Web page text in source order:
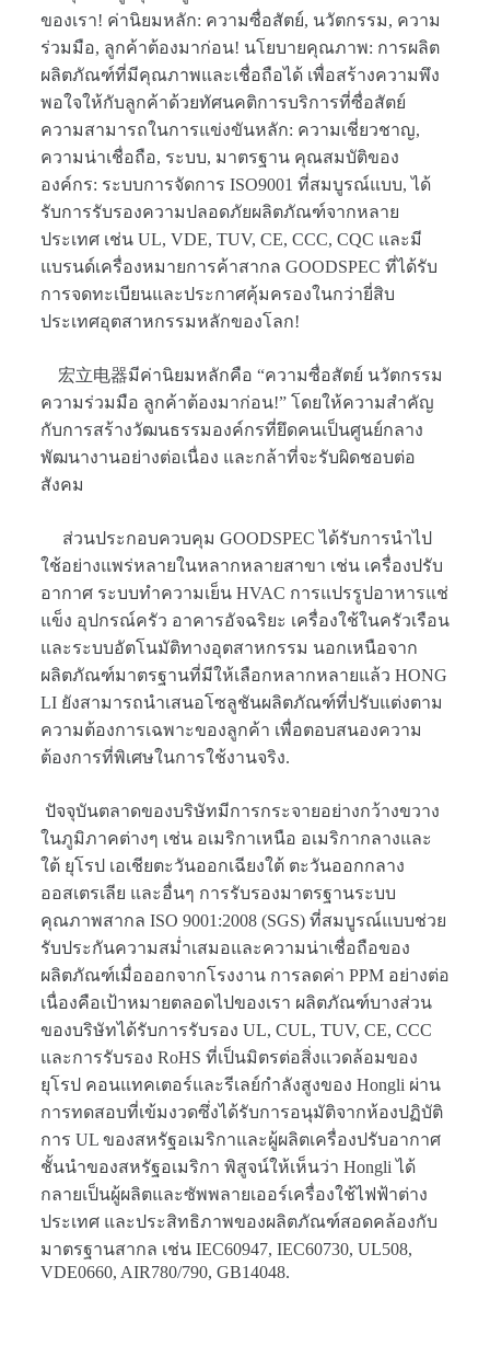
ของเรา! ค่านิยมหลัก: ความซื่อสัตย์, นวัตกรรม, ความ
ร่วมมือ, ลูกค้าต้องมาก่อน! นโยบายคุณภาพ: การผลิต
ผลิตภัณฑ์ที่มีคุณภาพและเชื่อถือได้ เพื่อสร้างความพึง
พอใจให้กับลูกค้าด้วยทัศนคติการบริการที่ซื่อสัตย์
ความสามารถในการแข่งขันหลัก: ความเชี่ยวชาญ,
ความน่าเชื่อถือ, ระบบ, มาตรฐาน คุณสมบัติของ
องค์กร: ระบบการจัดการ ISO9001 ที่สมบูรณ์แบบ, ได้
รับการรับรองความปลอดภัยผลิตภัณฑ์จากหลาย
ประเทศ เช่น UL, VDE, TUV, CE, CCC, CQC และมี
แบรนด์เครื่องหมายการค้าสากล GOODSPEC ที่ได้รับ
การจดทะเบียนและประกาศคุ้มครองในกว่ายี่สิบ
ประเทศอุตสาหกรรมหลักของโลก!
宏立电器มีค่านิยมหลักคือ “ความซื่อสัตย์ นวัตกรรม
ความร่วมมือ ลูกค้าต้องมาก่อน!” โดยให้ความสำคัญ
กับการสร้างวัฒนธรรมองค์กรที่ยึดคนเป็นศูนย์กลาง
พัฒนางานอย่างต่อเนื่อง และกล้าที่จะรับผิดชอบต่อ
สังคม
ส่วนประกอบควบคุม GOODSPEC ได้รับการนำไป
ใช้อย่างแพร่หลายในหลากหลายสาขา เช่น เครื่องปรับ
อากาศ ระบบทำความเย็น HVAC การแปรรูปอาหารแช่
แข็ง อุปกรณ์ครัว อาคารอัจฉริยะ เครื่องใช้ในครัวเรือน
และระบบอัตโนมัติทางอุตสาหกรรม นอกเหนือจาก
ผลิตภัณฑ์มาตรฐานที่มีให้เลือกหลากหลายแล้ว HONG
LI ยังสามารถนำเสนอโซลูชันผลิตภัณฑ์ที่ปรับแต่งตาม
ความต้องการเฉพาะของลูกค้า เพื่อตอบสนองความ
ต้องการที่พิเศษในการใช้งานจริง.
ปัจจุบันตลาดของบริษัทมีการกระจายอย่างกว้างขวาง
ในภูมิภาคต่างๆ เช่น อเมริกาเหนือ อเมริกากลางและ
ใต้ ยุโรป เอเชียตะวันออกเฉียงใต้ ตะวันออกกลาง
ออสเตรเลีย และอื่นๆ การรับรองมาตรฐานระบบ
คุณภาพสากล ISO 9001:2008 (SGS) ที่สมบูรณ์แบบช่วย
รับประกันความสม่ำเสมอและความน่าเชื่อถือของ
ผลิตภัณฑ์เมื่อออกจากโรงงาน การลดค่า PPM อย่างต่อ
เนื่องคือเป้าหมายตลอดไปของเรา ผลิตภัณฑ์บางส่วน
ของบริษัทได้รับการรับรอง UL, CUL, TUV, CE, CCC
และการรับรอง RoHS ที่เป็นมิตรต่อสิ่งแวดล้อมของ
ยุโรป คอนแทคเตอร์และรีเลย์กำลังสูงของ Hongli ผ่าน
การทดสอบที่เข้มงวดซึ่งได้รับการอนุมัติจากห้องปฏิบัติ
การ UL ของสหรัฐอเมริกาและผู้ผลิตเครื่องปรับอากาศ
ชั้นนำของสหรัฐอเมริกา พิสูจน์ให้เห็นว่า Hongli ได้
กลายเป็นผู้ผลิตและซัพพลายเออร์เครื่องใช้ไฟฟ้าต่าง
ประเทศ และประสิทธิภาพของผลิตภัณฑ์สอดคล้องกับ
มาตรฐานสากล เช่น IEC60947, IEC60730, UL508,
VDE0660, AIR780/790, GB14048.